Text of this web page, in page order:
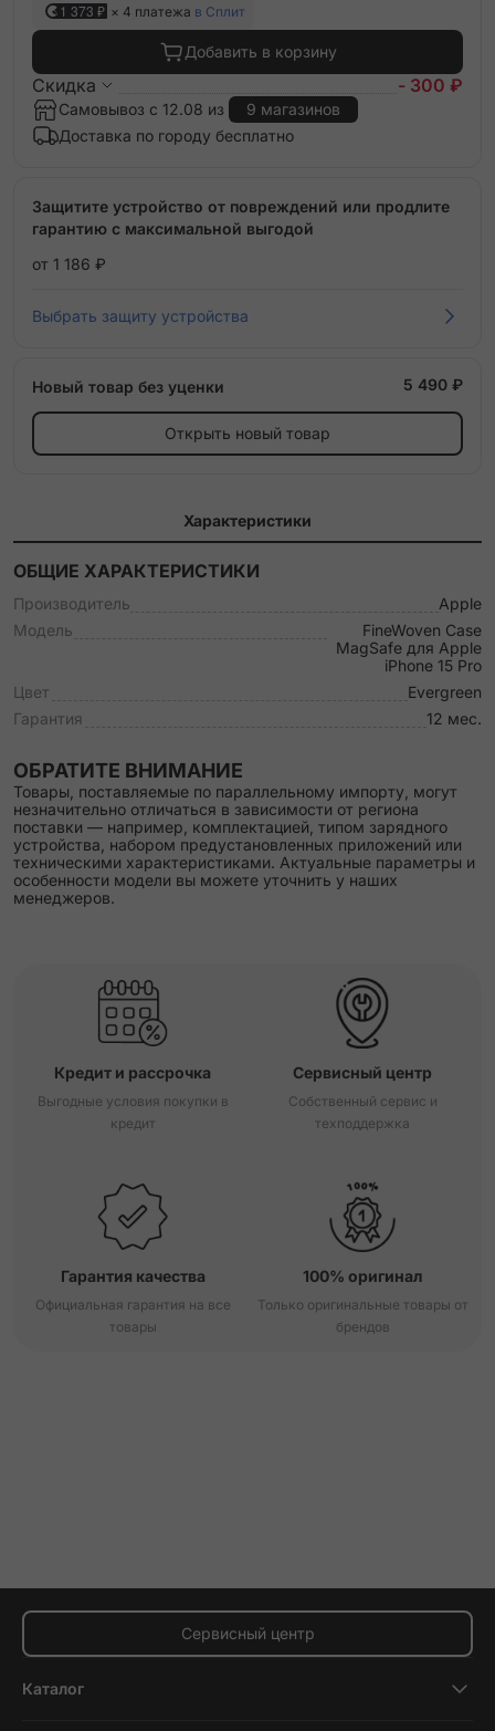
1 373 ₽ × 4 платежа в Сплит
Добавить в корзину
Скидка - 300 ₽
Самовывоз с 12.08 из
9 магазинов
Доставка по городу бесплатно
Защитите устройство от повреждений или продлите
гарантию с максимальной выгодой
от 1 186 ₽
Выбрать защиту устройства
Новый товар без уценки 5 490 ₽
Открыть новый товар
Характеристики
ОБЩИЕ ХАРАКТЕРИСТИКИ
Производитель
Apple
Модель
FineWoven Case
MagSafe для Apple
iPhone 15 Pro
Цвет
Evergreen
Гарантия
12 мес.
ОБРАТИТЕ ВНИМАНИЕ
Товары, поставляемые по параллельному импорту, могут
незначительно отличаться в зависимости от региона
поставки — например, комплектацией, типом зарядного
устройства, набором предустановленных приложений или
техническими характеристиками. Актуальные параметры и
особенности модели вы можете уточнить у наших
менеджеров.
Кредит и рассрочка
Выгодные условия покупки в
кредит
Сервисный центр
Собственный сервис и
техподдержка
Гарантия качества
Официальная гарантия на все
товары
100% оригинал
Только оригинальные товары от
брендов
Сервисный центр
Каталог